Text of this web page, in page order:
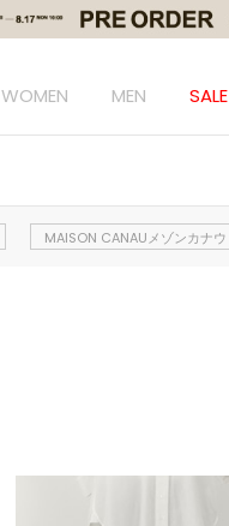
WOMEN MEN SALE
MAISON CANAUメゾンカナウ